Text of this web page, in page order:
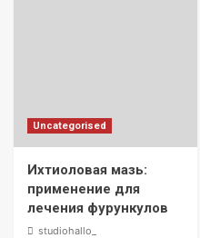
Uncategorised
Ихтиоловая мазь:
применение для
лечения фурункулов
studiohallo_